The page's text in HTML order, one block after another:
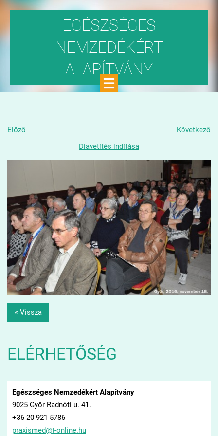
EGÉSZSÉGES
NEMZEDÉKÉRT
ALAPÍTVÁNY
Előző
Következő
Diavetítés indítása
« Vissza
ELÉRHETŐSÉG
Egészséges Nemzedékért Alapítvány
9025 Győr Radnóti u. 41.
+36 20 921-5786
praxismed@t-online.hu